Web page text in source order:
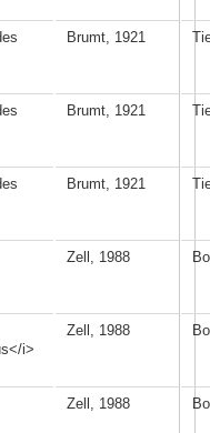
Brumt, 1921
Brumt, 1921
Brumt, 1921
Zell, 1988
i>
Zell, 1988
Zell, 1988